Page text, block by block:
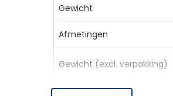
Afmetingen totaal:
Rugmaat:
Gewicht
Afmetingen
Gewicht (excl. verpakking)